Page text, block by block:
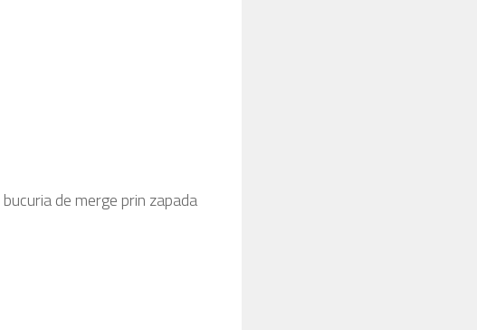
de merge prin zapada